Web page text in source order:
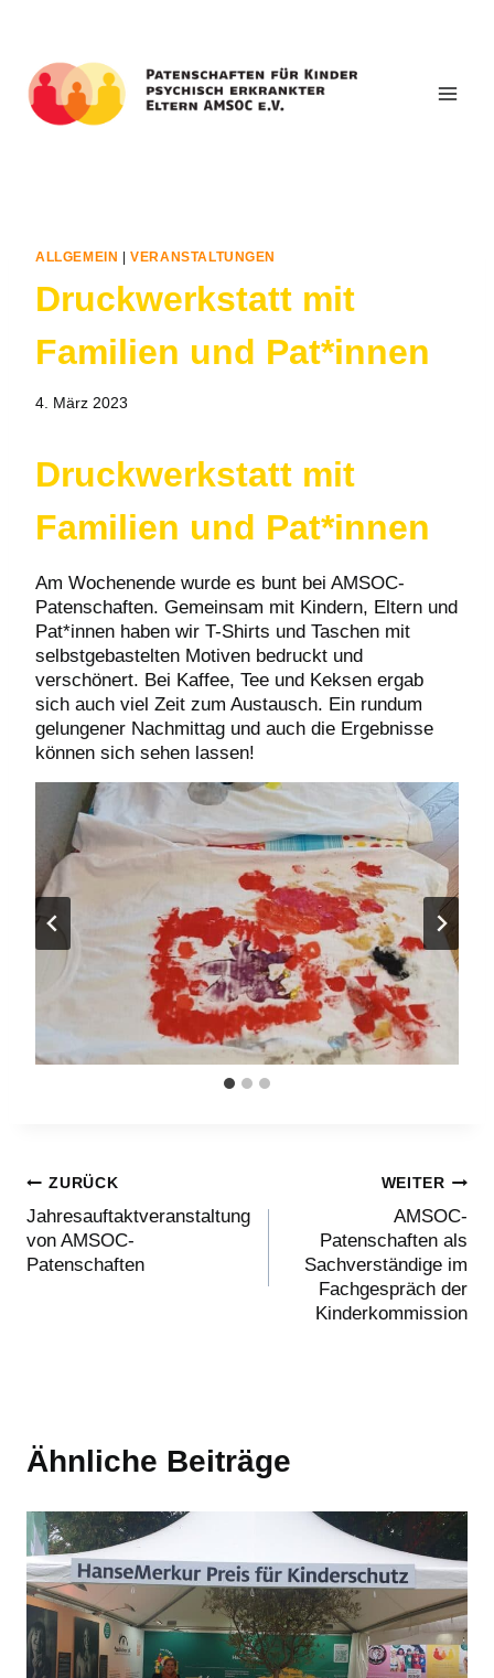
springen
ALLGEMEIN |VERANSTALTUNGEN
Druckwerkstatt mit
Familien und Pat*innen
4. März 2023
Druckwerkstatt mit
Familien und Pat*innen
Am Wochenende wurde es bunt bei AMSOC-
Patenschaften. Gemeinsam mit Kindern, Eltern und
Pat*innen haben wir T-Shirts und Taschen mit
selbstgebastelten Motiven bedruckt und
verschönert. Bei Kaffee, Tee und Keksen ergab
sich auch viel Zeit zum Austausch. Ein rundum
gelungener Nachmittag und auch die Ergebnisse
können sich sehen lassen!
Beitragsnavigation
ZURÜCK
Jahresauftaktveranstaltung
von AMSOC-
Patenschaften
WEITER
AMSOC-
Patenschaften als
Sachverständige im
Fachgespräch der
Kinderkommission
Ähnliche Beiträge